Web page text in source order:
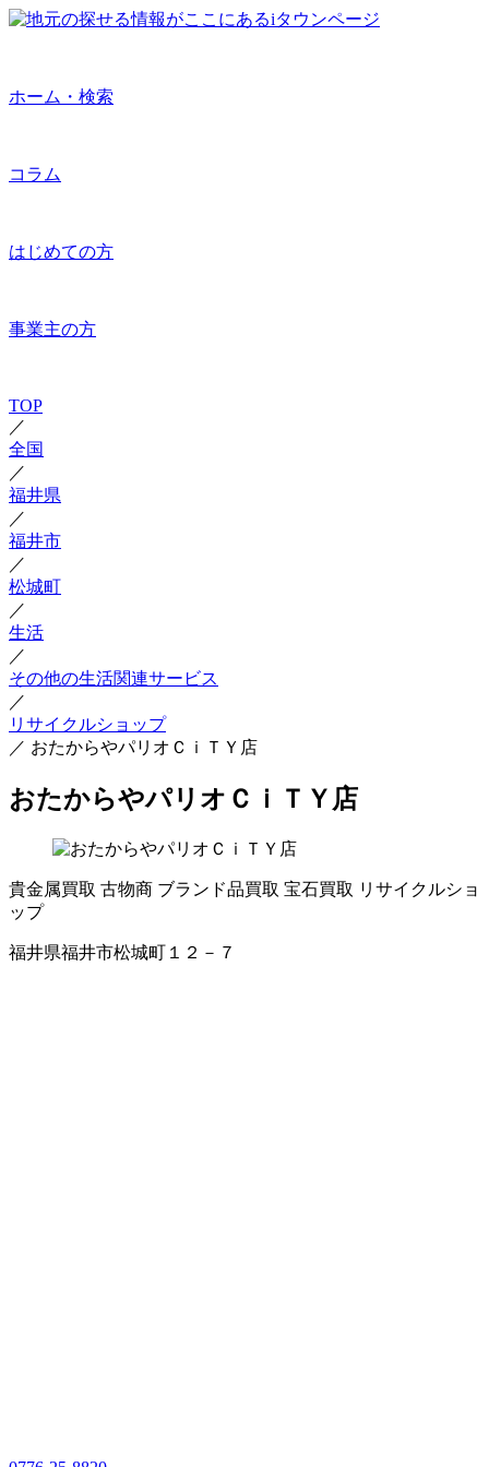
ホーム・検索
コラム
はじめての方
事業主の方
TOP
／
全国
／
福井県
／
福井市
／
松城町
／
生活
／
その他の生活関連サービス
／
リサイクルショップ
／ おたからやパリオＣｉＴＹ店
おたからやパリオＣｉＴＹ店
貴金属買取 古物商 ブランド品買取 宝石買取 リサイクルショ
ップ
福井県福井市松城町１２－７